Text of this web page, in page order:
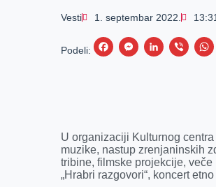
Vesti 1. septembar 2022. 13:31
Podeli:
F
o
o
k
M
n
g
L
d
I
V
U organizaciji Kulturnog
muzike, nastup zrenjaninskih
tribine, filmske projekcije, veče
„Hrabri razgovori“, koncert